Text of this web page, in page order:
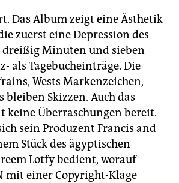
Das Album zeigt eine Ästhetik
zuerst eine Depression des
dreißig ­Minuten und sieben
als Tagebucheinträge. Die
Wests Markenzeichen,
bleiben Skizzen. Auch das
keine Überraschungen bereit.
sein Produzent Francis and
Stück des ägyptischen
Lotfy bedient, worauf
mit einer Copyright-Klage